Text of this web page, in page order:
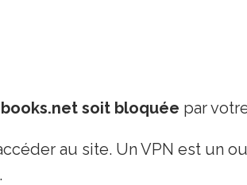
soit bloquée par
au site. Un VPN est un